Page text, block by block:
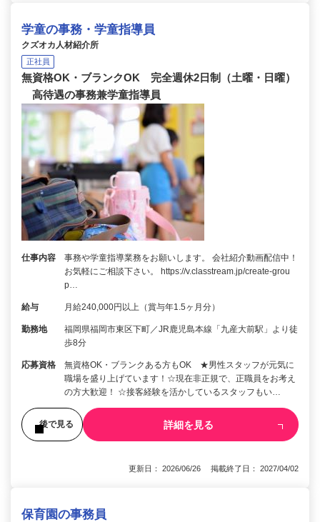
学童の事務・学童指導員
クズオカ人材紹介所
正社員
無資格OK・ブランクOK 完全週休2日制（土曜・日曜）
高待遇の事務兼学童指導員
仕事内容
事務や学童指導業務をお願いします。 会社紹介動画配信中！
お気軽にご相談下さい。 https://v.classtream.jp/create-grou
p…
給与 月給240,000円以上（賞与年1.5ヶ月分）
勤務地
福岡県福岡市東区下町／JR鹿児島本線「九産大前駅」より徒
歩8分
応募資格
無資格OK・ブランクある方もOK ★男性スタッフが元気に
職場を盛り上げています！☆現在非正規で、正職員をお考え
の方大歓迎！ ☆接客経験を活かしているスタッフもい…
後で見る 詳細を見る
更新日： 2026/06/26 掲載終了日： 2027/04/02
保育園の事務員